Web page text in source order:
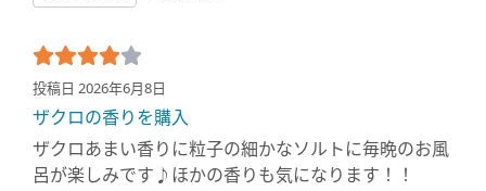
投稿日 2026年6月8日
ザクロの香りを購入
ザクロあまい香りに粒子の細かなソルトに毎晩のお風
呂が楽しみです♪ほかの香りも気になります！！